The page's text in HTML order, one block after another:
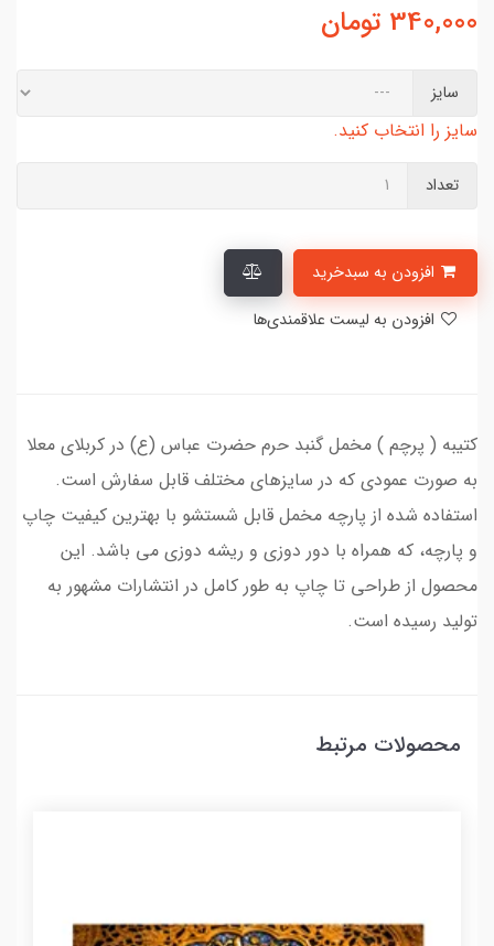
340,000 تومان
سایز
سایز را انتخاب کنید.
تعداد
کتیبه ( پرچم ) مخمل گنبد حرم حضرت عباس (ع) در کربلای معلا
به صورت عمودی که در سایزهای مختلف قابل سفارش است.
استفاده شده از پارچه مخمل قابل شستشو با بهترین کیفیت چاپ
و پارچه، که همراه با دور دوزی و ریشه دوزی می باشد. این
محصول از طراحی تا چاپ به طور کامل در انتشارات مشهور به
تولید رسیده است.
محصولات مرتبط